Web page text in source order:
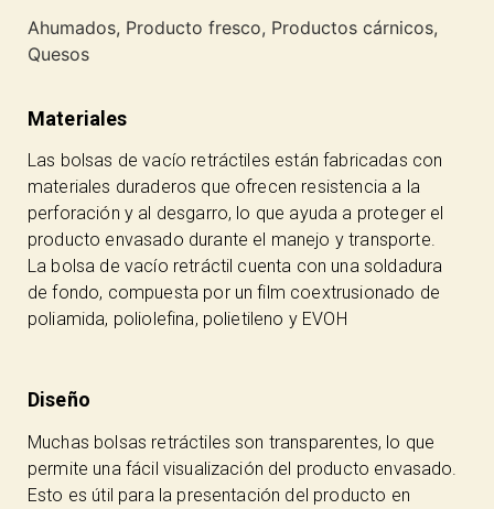
Ahumados, Producto fresco, Productos cárnicos,
Quesos
Materiales
Las bolsas de vacío retráctiles están fabricadas con
materiales duraderos que ofrecen resistencia a la
perforación y al desgarro, lo que ayuda a proteger el
producto envasado durante el manejo y transporte.
La bolsa de vacío retráctil cuenta con una soldadura
de fondo, compuesta por un film coextrusionado de
poliamida, poliolefina, polietileno y EVOH
Diseño
Muchas bolsas retráctiles son transparentes, lo que
permite una fácil visualización del producto envasado.
Esto es útil para la presentación del producto en